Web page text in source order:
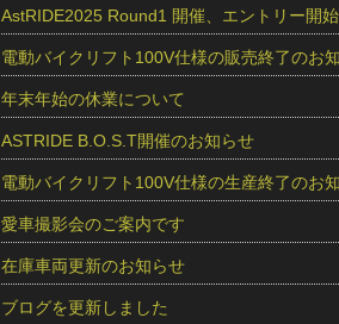
AstRIDE2025 Round1 開催、エントリー開
電動バイクリフト100V仕様の販売終了のお
年末年始の休業について
ASTRIDE B.O.S.T開催のお知らせ
電動バイクリフト100V仕様の生産終了のお
愛車撮影会のご案内です
在庫車両更新のお知らせ
ブログを更新しました